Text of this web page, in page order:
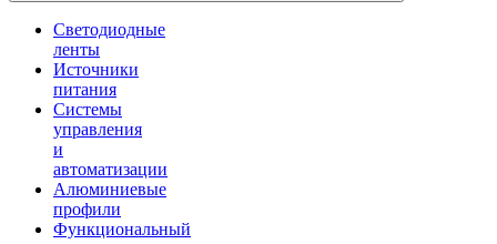
Светодиодные
ленты
Источники
питания
Системы
управления
и
автоматизации
Алюминиевые
профили
Функциональный